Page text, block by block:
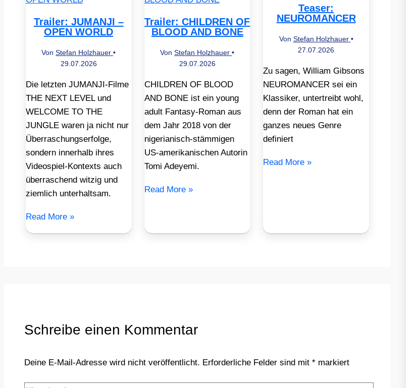
Trailer: JUMANJI –
OPEN WORLD
VonStefan Holzhauer•
29.07.2026
Die letzten JUMANJI-Filme
THE NEXT LEVEL und
WELCOME TO THE
JUNGLE waren ja nicht nur
Überraschungserfolge,
sondern innerhalb ihres
Videospiel-Kontexts auch
überraschend witzig und
ziemlich unterhaltsam.
Read More »
Trailer: CHILDREN OF
BLOOD AND BONE
VonStefan Holzhauer•
29.07.2026
CHILDREN OF BLOOD
AND BONE ist ein young
adult Fantasy-Roman aus
dem Jahr 2018 von der
nigerianisch-stämmigen
US-amerikanischen Autorin
Tomi Adeyemi.
Read More »
Teaser:
NEUROMANCER
Von Stefan Holzhauer •
27.07.2026
Zu sagen, William Gibsons
NEUROMANCER sei ein
Klassiker, untertreibt wohl,
denn der Roman hat ein
ganzes neues Genre
definiert
Read More »
Schreibe einen Kommentar
Deine E-Mail-Adresse wird nicht veröffentlicht. Erforderliche Felder sind mit * markiert